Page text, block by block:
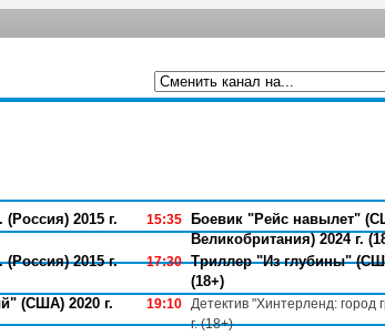
2015 г.
2015 г.
(США) 2020 г.
15:35
Боевик "Рейс навылет"
Великобритания) 2024 г.
17:30 Триллер "Из глубины"
(18+)
19:10 Детектив "Хинтерленд: город
г. (18+)